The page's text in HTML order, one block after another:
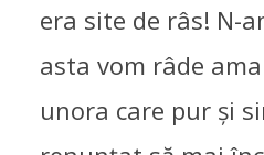
era site de râs! N-
asta vom râde
unora care pur și